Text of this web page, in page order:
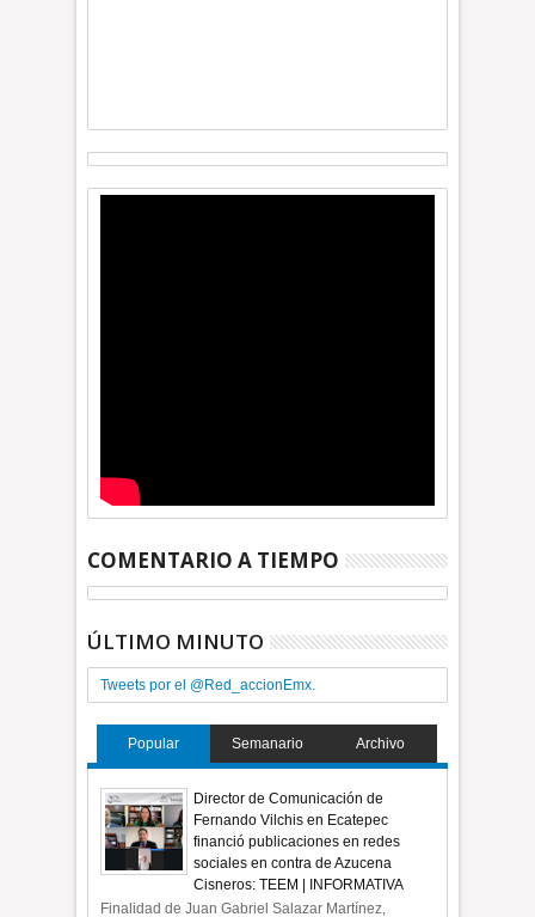
COMENTARIO A TIEMPO
ÚLTIMO MINUTO
Tweets por el @Red_accionEmx.
Popular Semanario Archivo
Director de Comunicación de
Fernando Vilchis en Ecatepec
financió publicaciones en redes
sociales en contra de Azucena
Cisneros: TEEM | INFORMATIVA
Finalidad de Juan Gabriel Salazar Martínez,